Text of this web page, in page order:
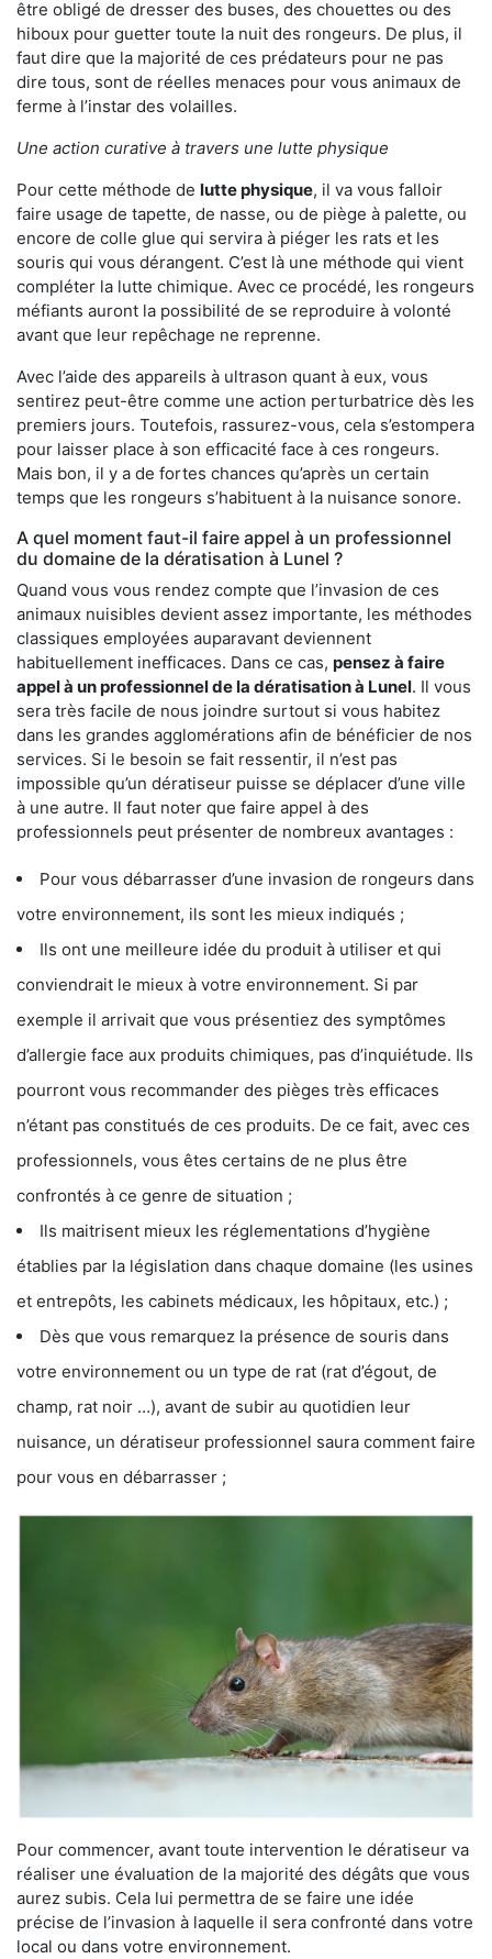
être obligé de dresser des buses, des chouettes ou des
hiboux pour guetter toute la nuit des rongeurs. De plus, il
faut dire que la majorité de ces prédateurs pour ne pas
dire tous, sont de réelles menaces pour vous animaux de
ferme à l’instar des volailles.
Une action curative à travers une lutte physique
Pour cette méthode de lutte physique, il va vous falloir
faire usage de tapette, de nasse, ou de piège à palette, ou
encore de colle glue qui servira à piéger les rats et les
souris qui vous dérangent. C’est là une méthode qui vient
compléter la lutte chimique. Avec ce procédé, les rongeurs
méfiants auront la possibilité de se reproduire à volonté
avant que leur repêchage ne reprenne.
Avec l’aide des appareils à ultrason quant à eux, vous
sentirez peut-être comme une action perturbatrice dès les
premiers jours. Toutefois, rassurez-vous, cela s’estompera
pour laisser place à son efficacité face à ces rongeurs.
Mais bon, il y a de fortes chances qu’après un certain
temps que les rongeurs s’habituent à la nuisance sonore.
A quel moment faut-il faire appel à un professionnel
du domaine de la dératisation à Lunel ?
Quand vous vous rendez compte que l’invasion de ces
animaux nuisibles devient assez importante, les méthodes
classiques employées auparavant deviennent
habituellement inefficaces. Dans ce cas, pensez à faire
appel à un professionnel de la dératisation à Lunel. Il vous
sera très facile de nous joindre surtout si vous habitez
dans les grandes agglomérations afin de bénéficier de nos
services. Si le besoin se fait ressentir, il n’est pas
impossible qu’un dératiseur puisse se déplacer d’une ville
à une autre. Il faut noter que faire appel à des
professionnels peut présenter de nombreux avantages :
Pour vous débarrasser d’une invasion de rongeurs dans
votre environnement, ils sont les mieux indiqués ;
Ils ont une meilleure idée du produit à utiliser et qui
conviendrait le mieux à votre environnement. Si par
exemple il arrivait que vous présentiez des symptômes
d’allergie face aux produits chimiques, pas d’inquiétude. Ils
pourront vous recommander des pièges très efficaces
n’étant pas constitués de ces produits. De ce fait, avec ces
professionnels, vous êtes certains de ne plus être
confrontés à ce genre de situation ;
Ils maitrisent mieux les réglementations d’hygiène
établies par la législation dans chaque domaine (les usines
et entrepôts, les cabinets médicaux, les hôpitaux, etc.) ;
Dès que vous remarquez la présence de souris dans
votre environnement ou un type de rat (rat d’égout, de
champ, rat noir …), avant de subir au quotidien leur
nuisance, un dératiseur professionnel saura comment faire
pour vous en débarrasser ;
Pour commencer, avant toute intervention le dératiseur va
réaliser une évaluation de la majorité des dégâts que vous
aurez subis. Cela lui permettra de se faire une idée
précise de l’invasion à laquelle il sera confronté dans votre
local ou dans votre environnement.